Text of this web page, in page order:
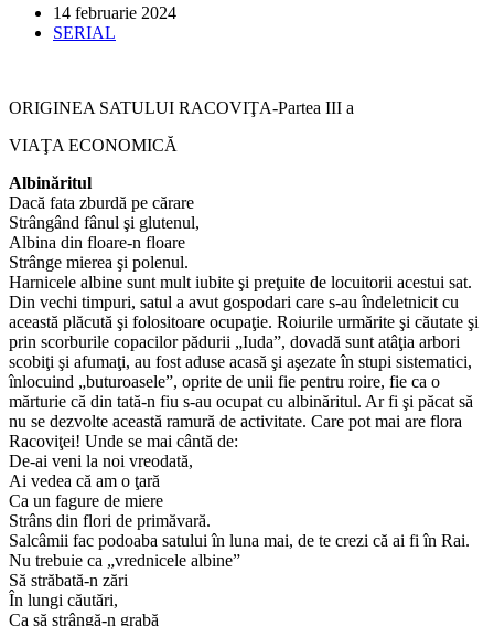
Post
published:
14 februarie 2024
Post
SERIAL
ORIGINEA SATULUI RACOVIŢA-Partea III a
VIAŢA ECONOMICĂ
Albinăritul
Dacă fata zburdă pe cărare
Strângând fânul şi glutenul,
Albina din floare-n floare
Strânge mierea şi polenul.
Harnicele albine sunt mult iubite şi preţuite de locuitorii acestui sat.
Din vechi timpuri, satul a avut gospodari care s-au îndeletnicit cu
această plăcută şi folositoare ocupaţie. Roiurile urmărite şi căutate şi
prin scorburile copacilor pădurii „Iuda”, dovadă sunt atâţia arbori
scobiţi şi afumaţi, au fost aduse acasă şi aşezate în stupi sistematici,
înlocuind „buturoasele”, oprite de unii fie pentru roire, fie ca o
mărturie că din tată-n fiu s-au ocupat cu albinăritul. Ar fi şi păcat să
nu se dezvolte această ramură de activitate. Care pot mai are flora
Racoviţei! Unde se mai cântă de:
De-ai veni la noi vreodată,
Ai vedea că am o ţară
Ca un fagure de miere
Strâns din flori de primăvară.
Salcâmii fac podoaba satului în luna mai, de te crezi că ai fi în Rai.
Nu trebuie ca „vrednicele albine”
Să străbată-n zări
În lungi căutări,
Ca să strângă-n grabă